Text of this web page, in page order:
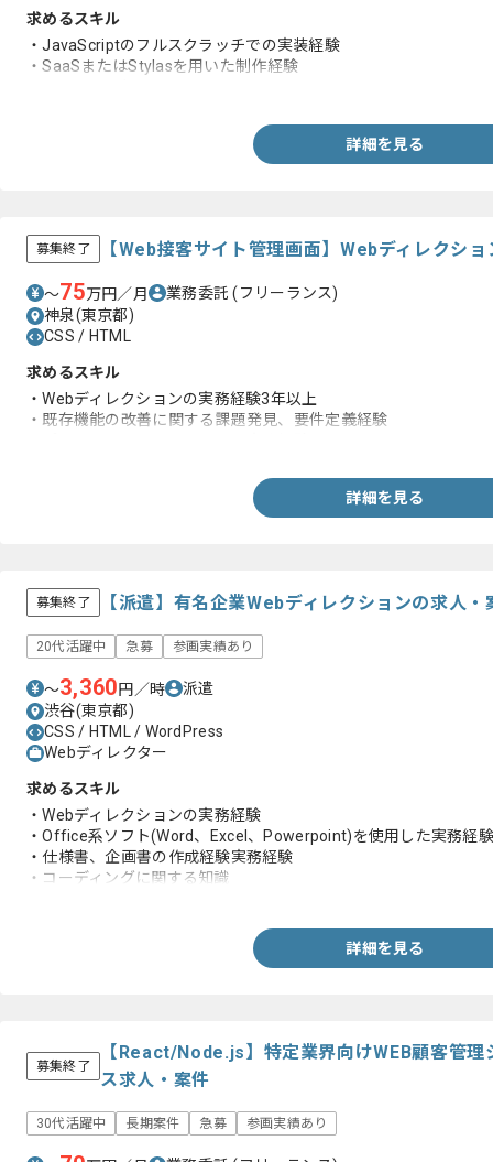
求めるスキル
・JavaScriptのフルスクラッチでの実装経験
・SaaSまたはStylasを用いた制作経験
詳細を見る
募集終了 【Web接客サイト管理画面】Webディレクシ
〜75万円／月 業務委託(フリーランス)
神泉(東京都)
CSS / HTML
求めるスキル
・Webディレクションの実務経験3年以上
・既存機能の改善に関する課題発見、要件定義経験
詳細を見る
募集終了 【派遣】有名企業Webディレクションの求人・
20代活躍中 急募 参画実績あり
〜3,360円／時
派遣
渋谷(東京都)
CSS / HTML / WordPress
Webディレクター
求めるスキル
・Webディレクションの実務経験
・Office系ソフト(Word、Excel、Powerpoint)を使用した実務経
・仕様書、企画書の作成経験実務経験
・コーディングに関する知識
詳細を見る
募集終了
【React/Node.js】特定業界向けWEB顧客管理
ス求人・案件
30代活躍中 長期案件 急募 参画実績あり